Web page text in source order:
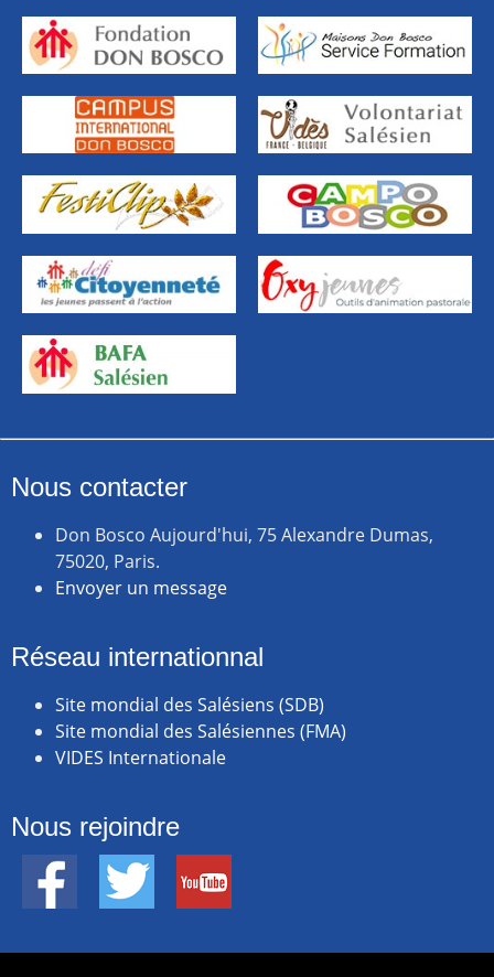
Nous contacter
Don Bosco Aujourd'hui, 75 Alexandre Dumas,
75020, Paris.
Envoyer un message
Réseau internationnal
Site mondial des Salésiens (SDB)
Site mondial des Salésiennes (FMA)
VIDES Internationale
Nous rejoindre